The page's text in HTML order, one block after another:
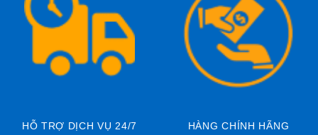
HỖ TRỢ DỊCH VỤ 24/7 HÀNG CHÍNH HÃNG